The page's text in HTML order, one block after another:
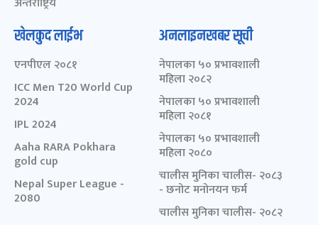
खेलकुद लाईभ
एनपीएल २०८१
ICC Men T20 World Cup
2024
IPL 2024
Aaha RARA Pokhara
gold cup
Nepal Super League -
2080
अनलाइनखबर सूची
नेपालका ५० प्रभावशाली
महिला २०८२
नेपालका ५० प्रभावशाली
महिला २०८१
नेपालका ५० प्रभावशाली
महिला २०८०
चालीस मुनिका चालीस- २०८३
- छनोट मनोनयन फर्म
चालीस मुनिका चालीस- २०८२